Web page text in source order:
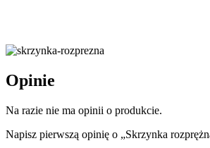
Opinie
Na razie nie ma opinii o produkcie.
Napisz pierwszą opinię o „Skrzynka